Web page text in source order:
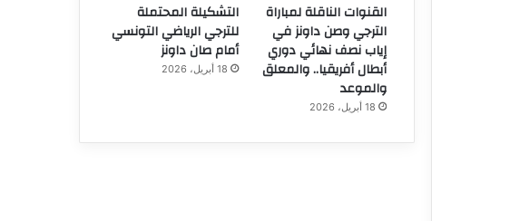
القنوات الناقلة لمباراة
الترجي وصن داونز في
إياب نصف نهائي دوري
أبطال أفريقيا.. والمعلق
والموعد
18 أبريل، 2026
التشكيلة المحتملة
للترجي الرياضي التونسي
أمام صان داونز
18 أبريل، 2026